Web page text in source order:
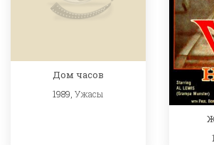
Дом часов
1989,Ужасы